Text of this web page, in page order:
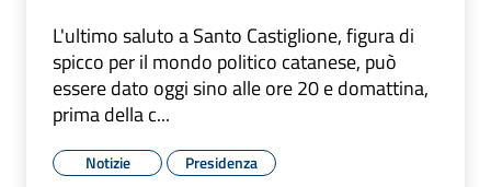
L'ultimo saluto a Santo Castiglione, figura di
spicco per il mondo politico catanese, può
essere dato oggi sino alle ore 20 e domattina,
prima della c...
Notizie Presidenza